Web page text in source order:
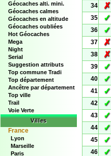
Géocaches alti. mini.
Géocaches calmes
Géocaches en altitude
Géocaches oubliées
Hot Géocaches
Mega
Night
Serial
Suggestion attributs
Top commune Tradi
Top département
Ancêtre par département
Top ville
Trail
Voie Verte
Villes
France
Lyon
Marseille
Paris
34
✗
35
✓
36
✓
37
✗
38
✗
39
✓
40
✓
41
✓
42
✓
43
✓
44
✓
45
✓
46
✓